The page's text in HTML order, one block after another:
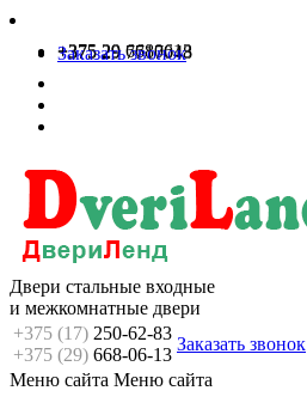
+375 29 6680613
+375 29 7717048
Заказать звонок
Двери стальные входные
и межкомнатные двери
+375 (17) 250-62-83
+375 (29) 668-06-13
Заказать звонок
Меню сайта Меню сайта